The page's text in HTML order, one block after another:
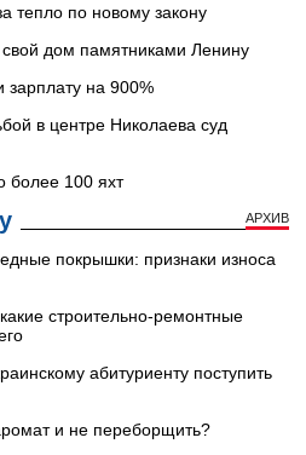
тепло по новому закону
свой дом памятниками Ленину
зарплату на 900%
в центре Николаева суд
более 100 яхт
АРХИВ
покрышки: признаки износа
строительно-ремонтные
абитуриенту поступить
и не переборщить?